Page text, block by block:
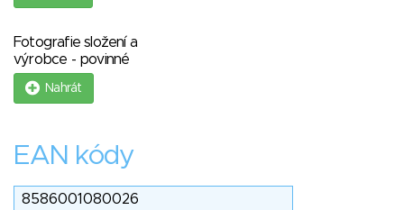
Fotografie složení a
výrobce - povinné
Nahrát
EAN kódy